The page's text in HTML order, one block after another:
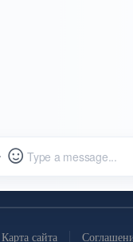
технологий,
Карта сайта